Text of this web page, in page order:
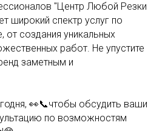
"Центр Любой Резки
широкий спектр услуг по
от создания уникальных
работ. Не упустите
заметным и
👀📞чтобы обсудить ваши
по возможностям